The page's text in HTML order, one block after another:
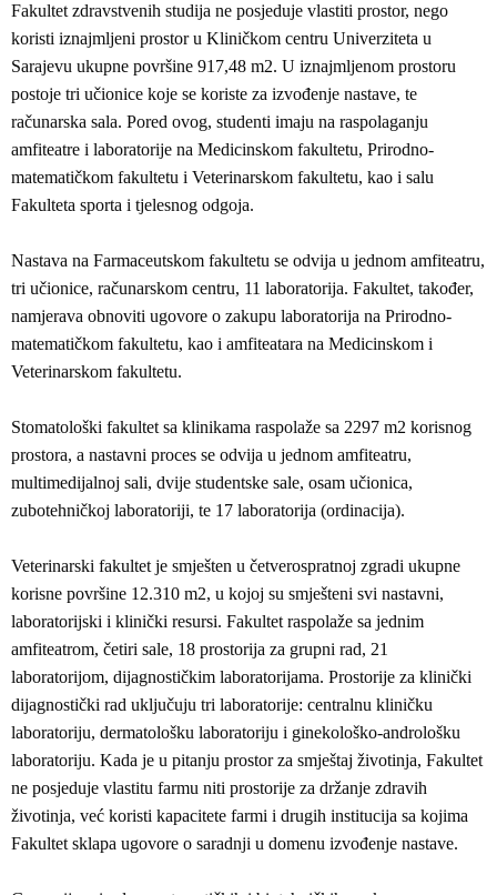
Fakultet zdravstvenih studija ne posjeduje vlastiti prostor, nego
koristi iznajmljeni prostor u Kliničkom centru Univerziteta u
Sarajevu ukupne površine 917,48 m2. U iznajmljenom prostoru
postoje tri učionice koje se koriste za izvođenje nastave, te
računarska sala. Pored ovog, studenti imaju na raspolaganju
amfiteatre i laboratorije na Medicinskom fakultetu, Prirodno-
matematičkom fakultetu i Veterinarskom fakultetu, kao i salu
Fakulteta sporta i tjelesnog odgoja.
Nastava na Farmaceutskom fakultetu se odvija u jednom amfiteatru,
tri učionice, računarskom centru, 11 laboratorija. Fakultet, također,
namjerava obnoviti ugovore o zakupu laboratorija na Prirodno-
matematičkom fakultetu, kao i amfiteatara na Medicinskom i
Veterinarskom fakultetu.
Stomatološki fakultet sa klinikama raspolaže sa 2297 m2 korisnog
prostora, a nastavni proces se odvija u jednom amfiteatru,
multimedijalnoj sali, dvije studentske sale, osam učionica,
zubotehničkoj laboratoriji, te 17 laboratorija (ordinacija).
Veterinarski fakultet je smješten u četverospratnoj zgradi ukupne
korisne površine 12.310 m2, u kojoj su smješteni svi nastavni,
laboratorijski i klinički resursi. Fakultet raspolaže sa jednim
amfiteatrom, četiri sale, 18 prostorija za grupni rad, 21
laboratorijom, dijagnostičkim laboratorijama. Prostorije za klinički
dijagnostički rad uključuju tri laboratorije: centralnu kliničku
laboratoriju, dermatološku laboratoriju i ginekološko-andrološku
laboratoriju. Kada je u pitanju prostor za smještaj životinja, Fakultet
ne posjeduje vlastitu farmu niti prostorije za držanje zdravih
životinja, već koristi kapacitete farmi i drugih institucija sa kojima
Fakultet sklapa ugovore o saradnji u domenu izvođenje nastave.